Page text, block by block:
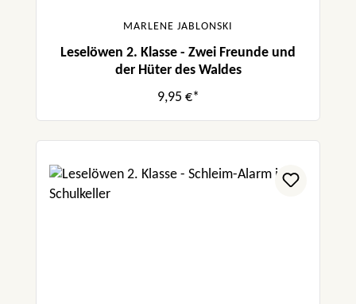
MARLENE JABLONSKI
Leselöwen 2. Klasse - Zwei Freunde und
der Hüter des Waldes
9,95 €*